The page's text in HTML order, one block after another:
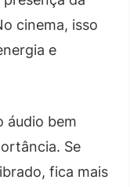
cinema, isso
e
áudio bem
Se
fica mais